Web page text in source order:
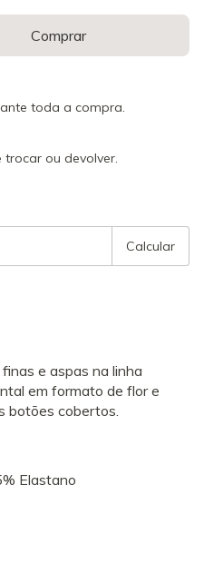
toda a compra.
ou devolver.
Calcular
e aspas na linha
em formato de flor e
botões cobertos.
Elastano